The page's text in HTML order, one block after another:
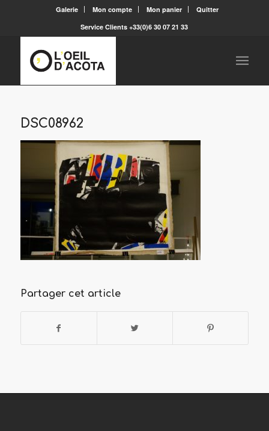
Galerie Mon compte Mon panier
Quitter
Service Clients +33(0)6 30 07 21 33
DSC08962
Partager cet article